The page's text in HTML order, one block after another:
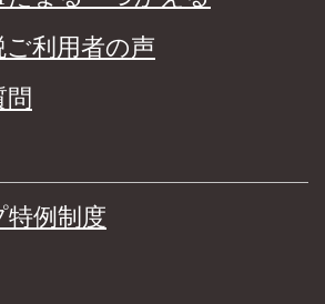
利用者の声
例制度